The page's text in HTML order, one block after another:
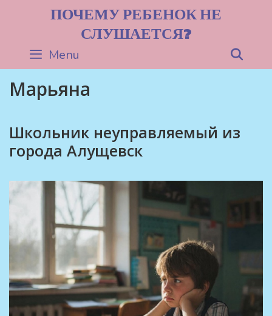
ПОЧЕМУ РЕБЕНОК НЕ
СЛУШАЕТСЯ?
Menu
Марьяна
Школьник неуправляемый из
города Алущевск